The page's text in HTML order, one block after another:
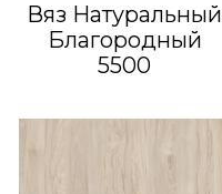
Вяз Натуральный
Благородный
5500